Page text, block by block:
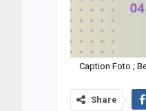
Caption Foto ;
Share